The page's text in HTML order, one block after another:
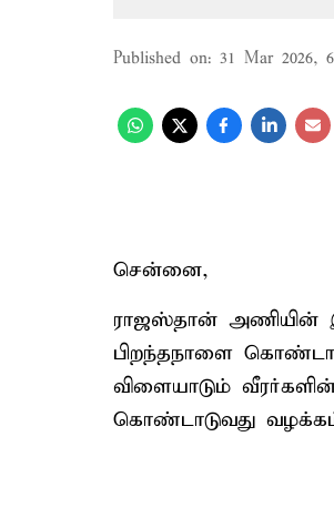
Published on: 31 Mar 2026,
சென்னை,
ராஜஸ்தான் அணியின்
பிறந்தநாளை
விளையாடும்
கொண்டாடுவது